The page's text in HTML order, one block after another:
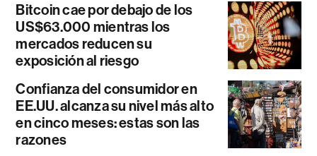
Bitcoin cae por debajo de los
US$63.000 mientras los
mercados reducen su
exposición al riesgo
Confianza del consumidor en
EE.UU. alcanza su nivel más alto
en cinco meses: estas son las
razones